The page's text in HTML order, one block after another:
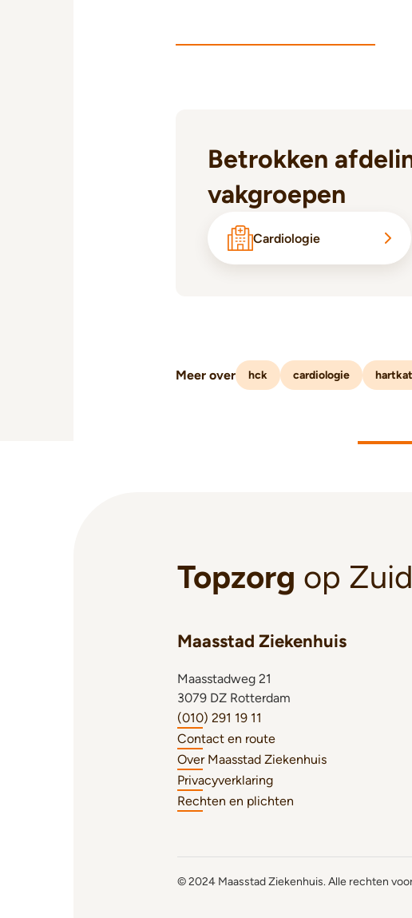
Betrokken
vakgroepen
Cardiologie
Meer over hck cardiologie
Topzorg op Zuid
Maasstad Ziekenhuis
Maasstadweg 21
3079 DZ Rotterdam
(010) 291 19 11
Contact en route
Over Maasstad Ziekenhuis
Privacyverklaring
Rechten en plichten
© 2024 Maasstad Ziekenhuis. Alle rechten